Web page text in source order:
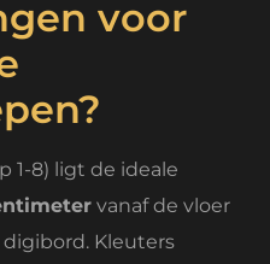
voor
1-8) ligt de ideale
vanaf de vloer
Kleuters